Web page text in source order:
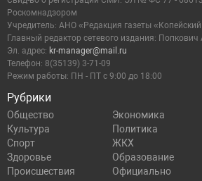
Рубрики
Общество
Экономика
Культура
Политика
Спорт
ЖКХ
Здоровье
Образование
Происшествия
Официально
Роскомнадзором
Учредитель: АНО «Редакция газеты
Главный редактор сетевого издания: Попкович
Эл. адрес: kr-manager@mail.ru
Телефон: 8(35139) 3-71-09
Режим работы: ПН - ПТ с 9:00 до 18:00